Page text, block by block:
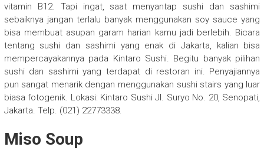
vitamin B12. Tapi ingat, saat menyantap sushi dan sashimi
sebaiknya jangan terlalu banyak menggunakan soy sauce yang
bisa membuat asupan garam harian kamu jadi berlebih. Bicara
tentang sushi dan sashimi yang enak di Jakarta, kalian bisa
mempercayakannya pada Kintaro Sushi. Begitu banyak pilihan
sushi dan sashimi yang terdapat di restoran ini. Penyajiannya
pun sangat menarik dengan menggunakan sushi stairs yang luar
biasa fotogenik. Lokasi: Kintaro Sushi Jl. Suryo No. 20, Senopati,
Jakarta. Telp. (021) 22773338.
Miso Soup